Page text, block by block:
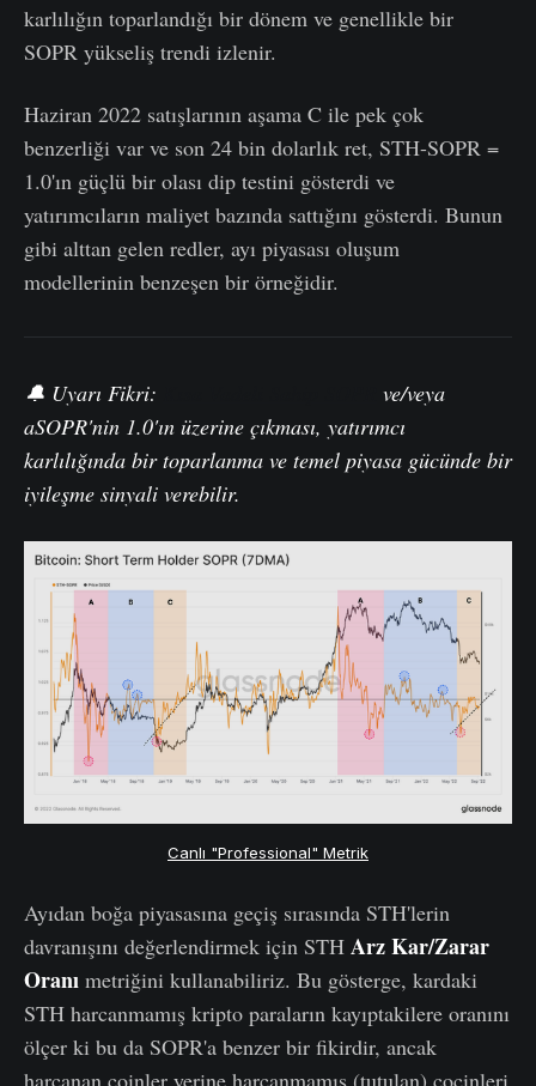
karlılığın toparlandığı bir dönem ve genellikle bir
SOPR yükseliş trendi izlenir.
Haziran 2022 satışlarının aşama C ile pek çok
benzerliği var ve son 24 bin dolarlık ret, STH-SOPR =
1.0'ın güçlü bir olası dip testini gösterdi ve
yatırımcıların maliyet bazında sattığını gösterdi. Bunun
gibi alttan gelen redler, ayı piyasası oluşum
modellerinin benzeşen bir örneğidir.
🔔 Uyarı Fikri:
ve/veya
aSOPR'nin 1.0'ın üzerine çıkması, yatırımcı
karlılığında bir toparlanma ve temel piyasa gücünde bir
iyileşme sinyali verebilir.
Canlı "Professional" Metrik
Ayıdan boğa piyasasına geçiş sırasında STH'lerin
davranışını değerlendirmek için STH Arz Kar/Zarar
Oranı metriğini kullanabiliriz. Bu gösterge, kardaki
STH harcanmamış kripto paraların kayıptakilere oranını
ölçer ki bu da SOPR'a benzer bir fikirdir, ancak
harcanan coinler yerine harcanmamış (tutulan) cocinleri